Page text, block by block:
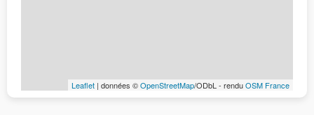
Leaflet | données ©OpenStreetMap/ODbL - renduOSM France